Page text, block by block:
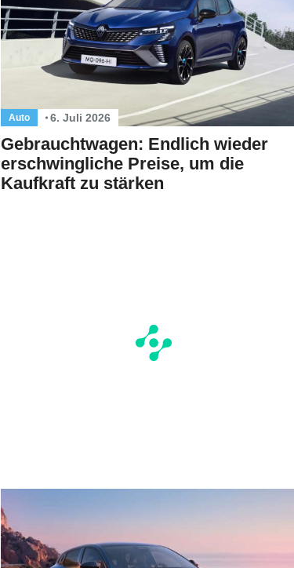
Auto 6. Juli 2026
Gebrauchtwagen: Endlich wieder
erschwingliche Preise, um die
Kaufkraft zu stärken